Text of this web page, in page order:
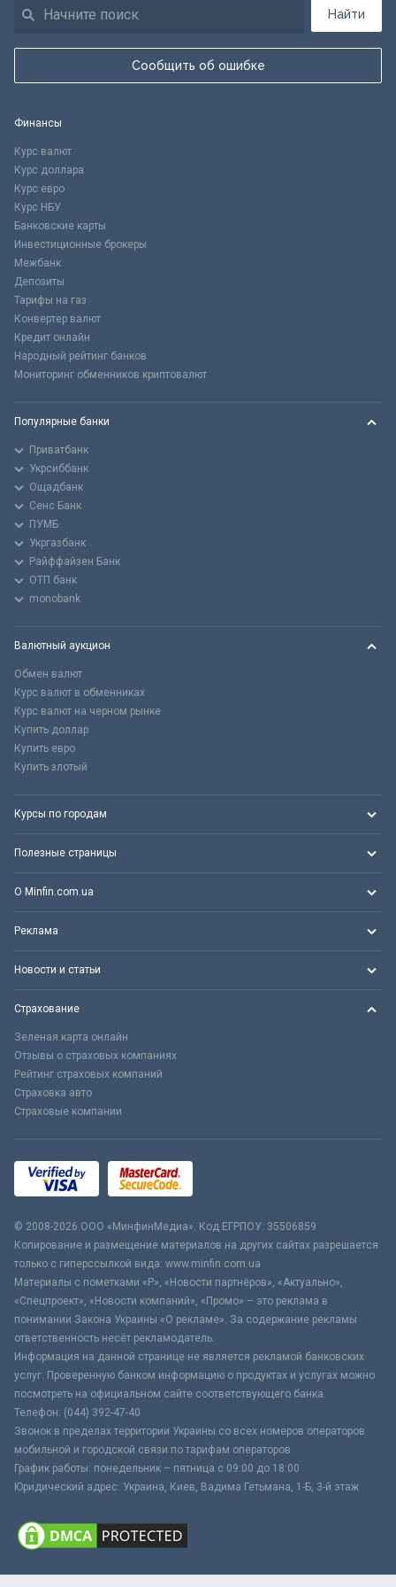
Найти
Сообщить об ошибке
Финансы
Курс валют
Курс доллара
Курс евро
Курс НБУ
Банковские карты
Инвестиционные брокеры
Межбанк
Депозиты
Тарифы на газ
Конвертер валют
Кредит онлайн
Народный рейтинг банков
Мониторинг обменников криптовалют
Популярные банки
Приватбанк
Укрсиббанк
Ощадбанк
Сенс Банк
ПУМБ
Укргазбанк
Райффайзен Банк
ОТП банк
monobank
Валютный аукцион
Обмен валют
Курс валют в обменниках
Курс валют на черном рынке
Купить доллар
Купить евро
Купить злотый
Курсы по городам
Полезные страницы
О Minfin.com.ua
Реклама
Новости и статьи
Страхование
Зеленая карта онлайн
Отзывы о страховых компаниях
Рейтинг страховых компаний
Страховка авто
Страховые компании
© 2008-2026 ООО «МинфинМедиа». Код ЕГРПОУ: 35506859
Копирование и размещение материалов на других сайтах разрешается
только с гиперссылкой вида: www.minfin.com.ua
Материалы с пометками «Р», «Новости партнёров», «Актуально»,
«Спецпроект», «Новости компаний», «Промо» – это реклама в
понимании Закона Украины «О рекламе». За содержание рекламы
ответственность несёт рекламодатель.
Информация на данной странице не является рекламой банковских
услуг. Проверенную банком информацию о продуктах и услугах можно
посмотреть на официальном сайте соответствующего банка.
Телефон: (044) 392-47-40
Звонок в пределах территории Украины со всех номеров операторов
мобильной и городской связи по тарифам операторов
График работы: понедельник – пятница с 09:00 до 18:00
Юридический адрес: Украина, Киев, Вадима Гетьмана, 1-Б, 3-й этаж